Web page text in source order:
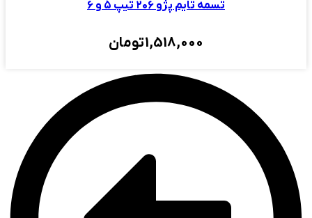
تسمه تایم پژو ۲۰۶ تیپ ۵ و ۶
1,518,000تومان